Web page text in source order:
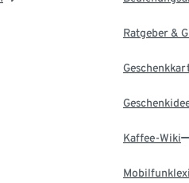
Ratgeber &
Kaffee-Wiki